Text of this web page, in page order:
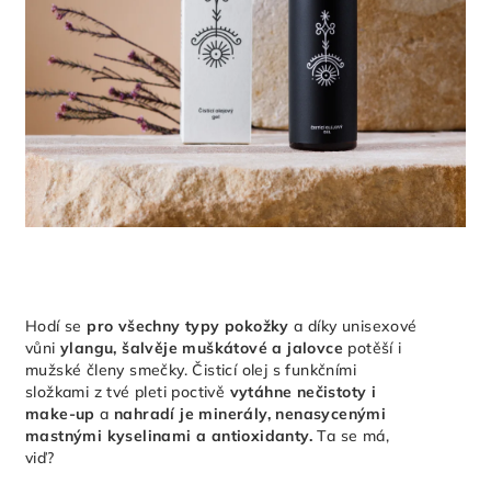
Hodí se pro všechny typy pokožky a díky unisexové
vůni ylangu, šalvěje muškátové a jalovce potěší i
mužské členy smečky. Čisticí olej s funkčními
složkami z tvé pleti poctivě vytáhne nečistoty i
make-up a nahradí je minerály, nenasycenými
mastnými kyselinami a antioxidanty. Ta se má,
viď?